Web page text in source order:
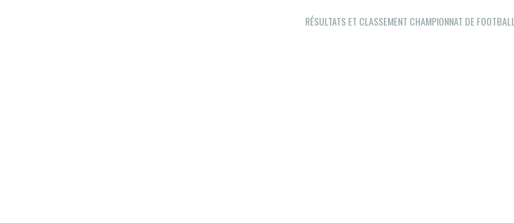
RÉSULTATS ET CLASSEMENT CHAMPIONNAT DE FOOTBALL